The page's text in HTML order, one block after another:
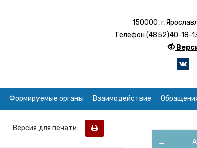
150000,
Телефон (4852)40-18-
Формируемые органы Взаимодействие
Версия для печати:
←